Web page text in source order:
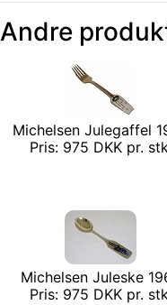
Andre
Michelsen Julegaffel
Pris: 975 DKK pr.
Michelsen Juleske
Pris: 975 DKK pr.